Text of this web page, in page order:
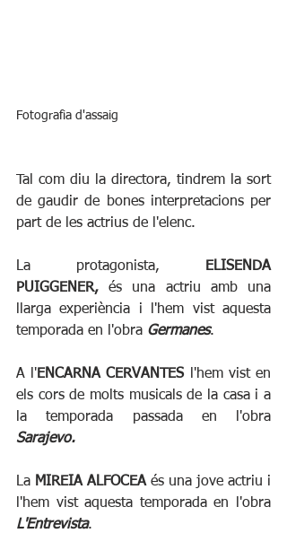
Fotografia d'assaig
Tal com diu la directora, tindrem la sort
de gaudir de bones interpretacions per
part de les actrius de l'elenc.
La protagonista,
ELISENDA
PUIGGENER, és una actriu amb una
llarga experiència i l'hem vist aquesta
temporada en l'obra Germanes.
A l'ENCARNA CERVANTES l'hem vist en
els cors de molts musicals de la casa i a
Sarajevo.
La MIREIA ALFOCEA és una jove actriu i
L'Entrevista.